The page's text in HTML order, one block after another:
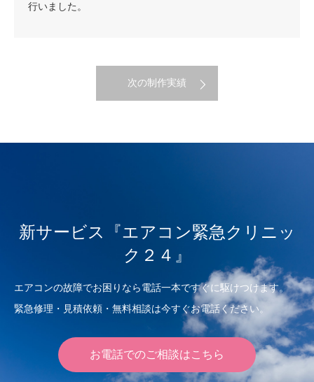
行いました。
次の制作実績
新サービス『エアコン緊急クリニッ
ク２４』
エアコンの故障でお困りなら電話一本ですぐに駆けつけます。
緊急修理・見積依頼・無料相談は今すぐお電話ください。
お電話でのご相談はこちら